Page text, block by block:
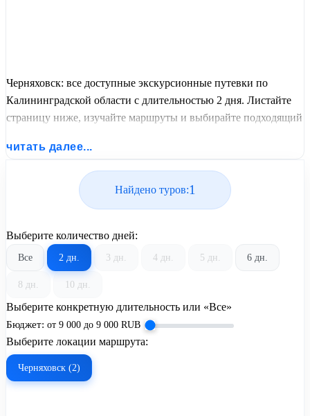
Черняховск: все доступные экскурсионные путевки по
Калининградской области с длительностью 2 дня. Листайте
страницу ниже, изучайте маршруты и выбирайте подходящий
от United Travel Systems.
читать далее...
Найдено туров:1
Выберите количество дней:
Все 2 дн. 3 дн. 4 дн. 5 дн. 6 дн.
8 дн. 10 дн.
Выберите конкретную длительность или «Все»
Бюджет: от 9 000 до 9 000 RUB
Выберите локации маршрута:
Черняховск (2)